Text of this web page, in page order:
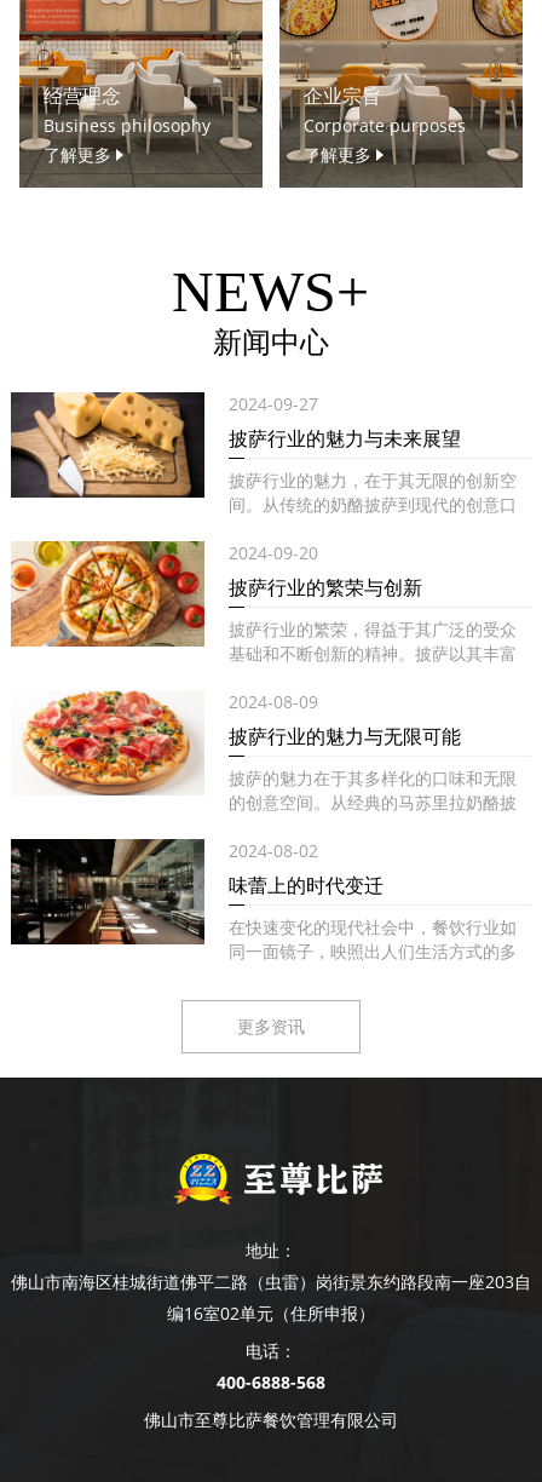
经营理念
Business philosophy
了解更多
企业宗旨
Corporate purposes
了解更多
NEWS+
新闻中心
2024-09-27
披萨行业的魅力与未来展望
披萨行业的魅力，在于其无限的创新空
间。从传统的奶酪披萨到现代的创意口
2024-09-20
披萨行业的繁荣与创新
披萨行业的繁荣，得益于其广泛的受众
基础和不断创新的精神。披萨以其丰富
2024-08-09
披萨行业的魅力与无限可能
披萨的魅力在于其多样化的口味和无限
的创意空间。从经典的马苏里拉奶酪披
2024-08-02
味蕾上的时代变迁
在快速变化的现代社会中，餐饮行业如
同一面镜子，映照出人们生活方式的多
更多资讯
地址：
佛山市南海区桂城街道佛平二路（虫雷）岗街景东约路段南一座203自
编16室02单元（住所申报）
电话：
400-6888-568
佛山市至尊比萨餐饮管理有限公司